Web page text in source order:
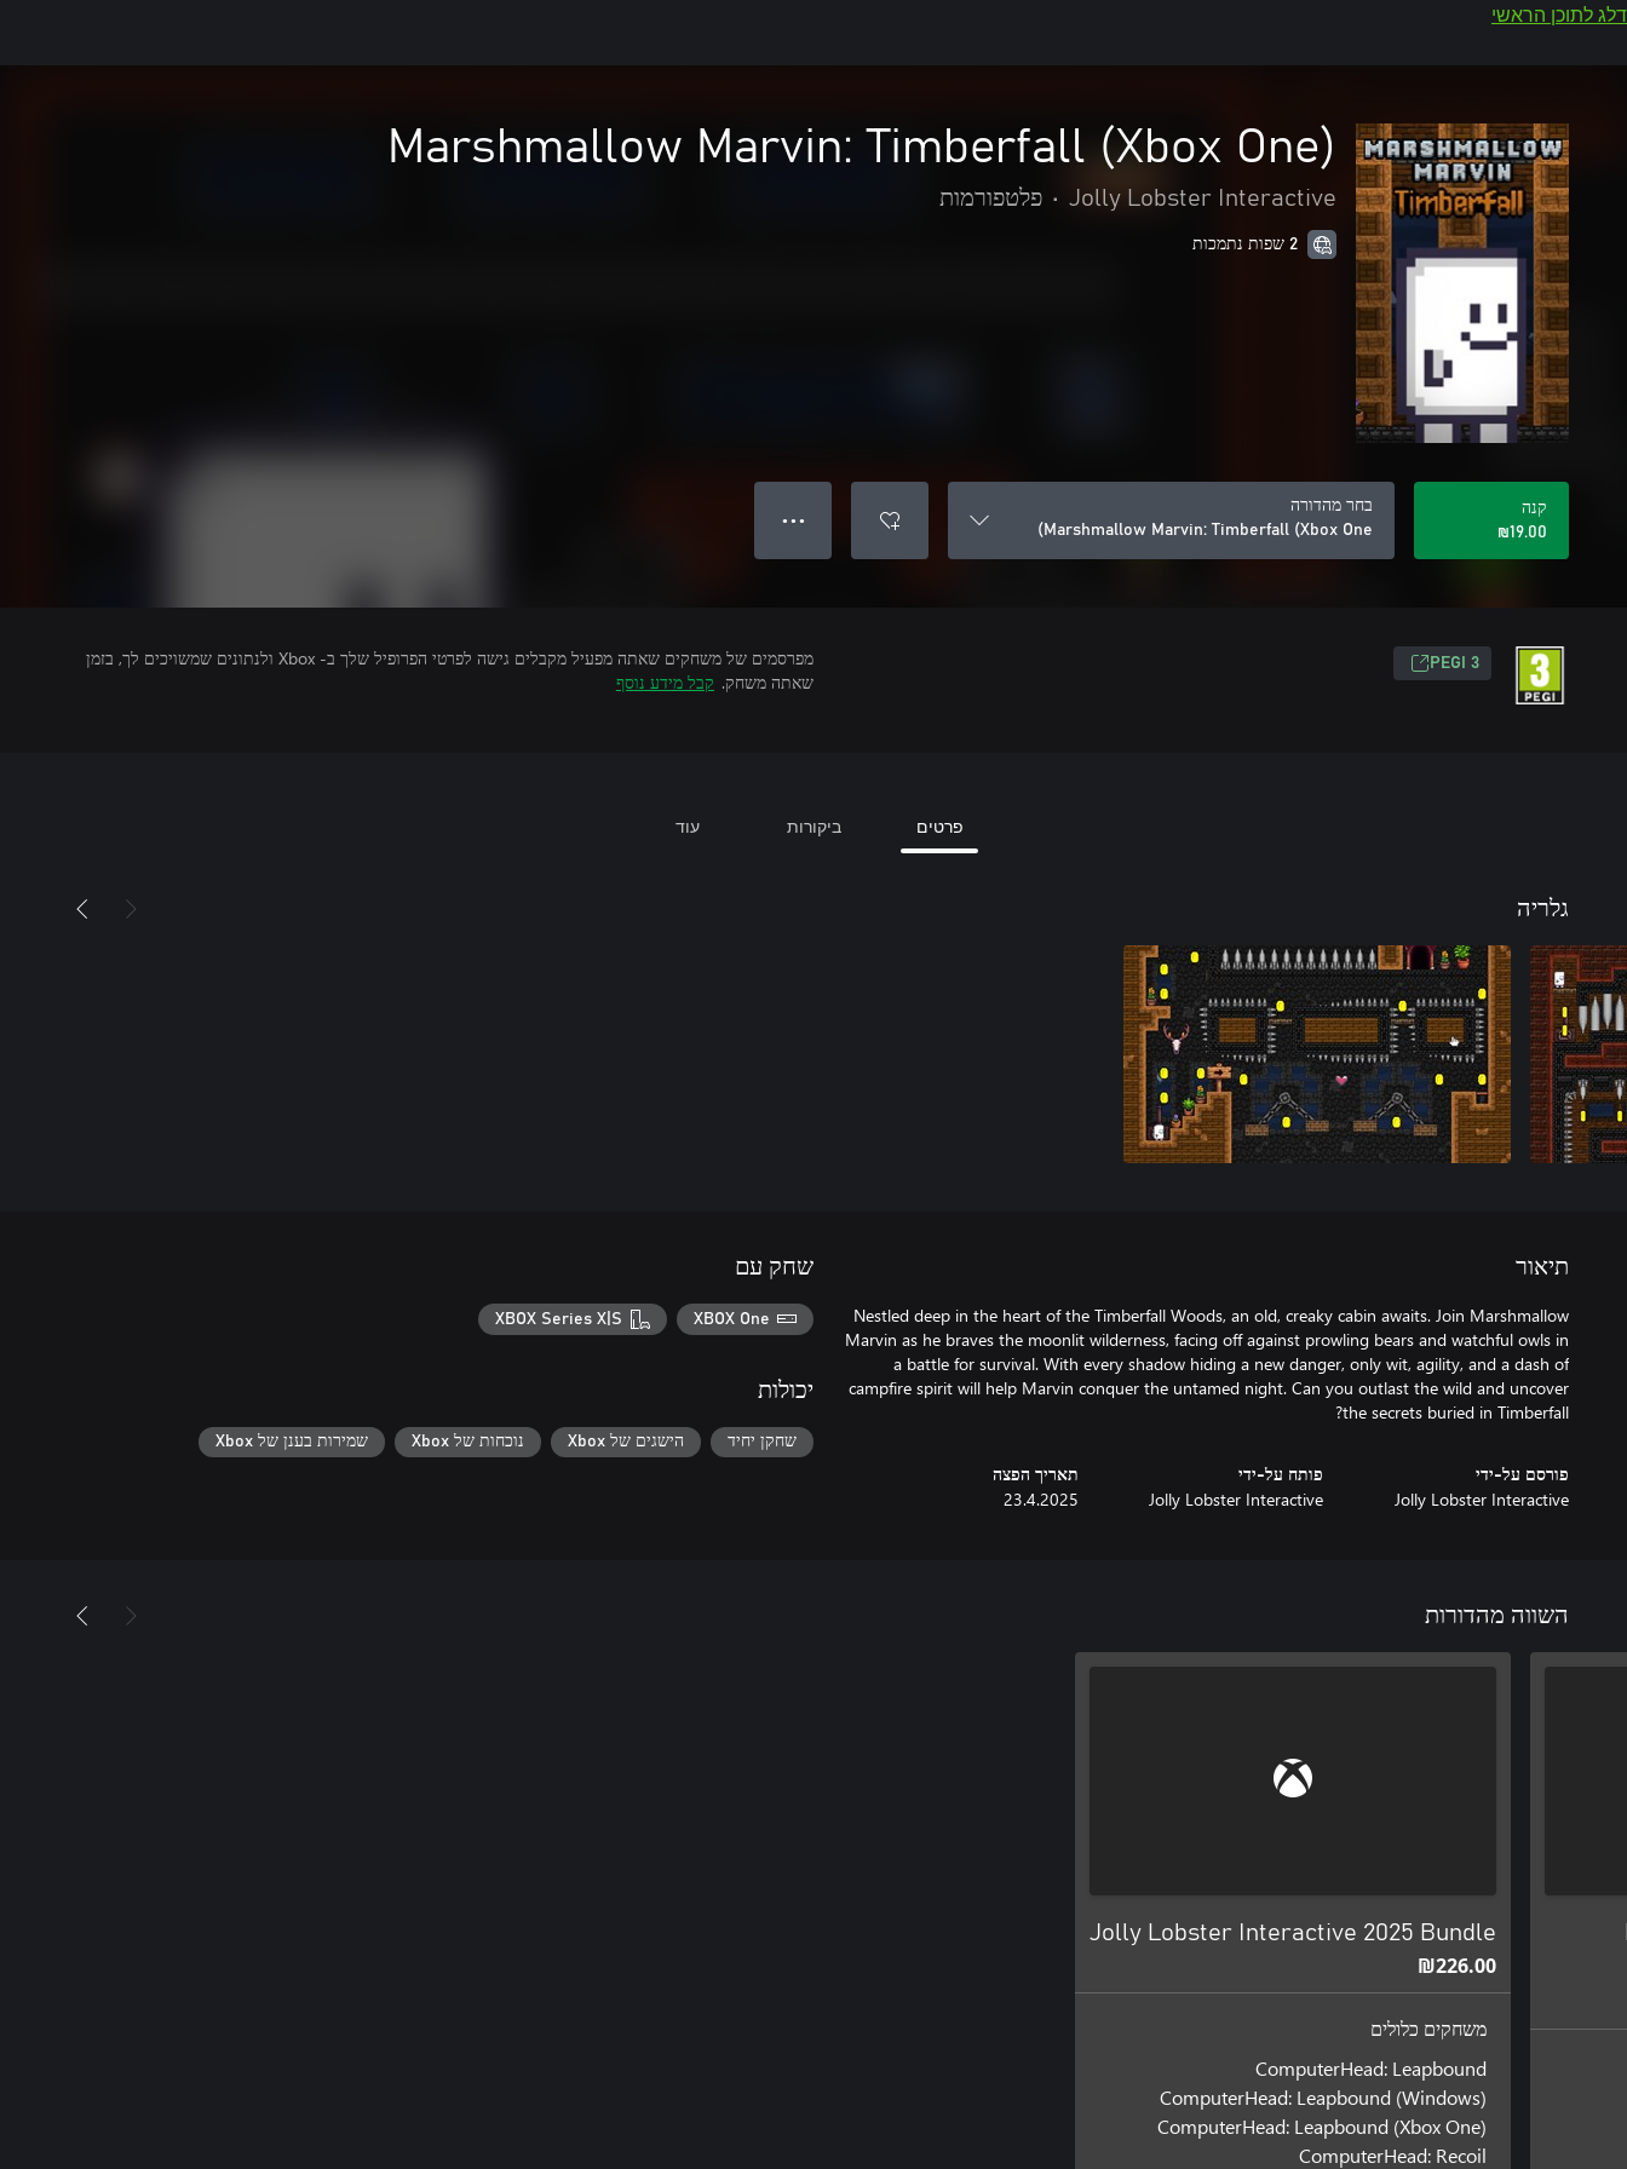
דלג לתוכן הראשי
Marshmallow Marvin: Timberfall (Xbox One)
Jolly Lobster Interactive
• פלטפורמות
2 שפות נתמכות
קנה
‪₪‎19.00‬
בחר מהדורה
Marshmallow Marvin: Timberfall (Xbox One)
● ● ●
PEGI 3
מפרסמים של משחקים שאתה מפעיל מקבלים גישה לפרטי הפרופיל שלך ב- Xbox ולנתונים שמשויכים לך, בזמן
שאתה משחק. קבל מידע נוסף
פרטים ביקורות עוד
גלריה
תיאור
Nestled deep in the heart of the Timberfall Woods, an old, creaky cabin awaits. Join Marshmallow
Marvin as he braves the moonlit wilderness, facing off against prowling bears and watchful owls in
a battle for survival. With every shadow hiding a new danger, only wit, agility, and a dash of
campfire spirit will help Marvin conquer the untamed night. Can you outlast the wild and uncover
the secrets buried in Timberfall?
פורסם על-ידי
Jolly Lobster Interactive
פותח על-ידי
Jolly Lobster Interactive
תאריך הפצה
23.4.2025
שחק עם
XBOX One
XBOX Series X|S
יכולות
שחקן יחיד הישגים של Xbox נוכחות של Xbox שמירות בענן של Xbox
השווה מהדורות
Jolly Lobster Interactive 2025 Bundle
‪₪‎226.00‬
משחקים כלולים
ComputerHead: Leapbound
ComputerHead: Leapbound (Windows)
ComputerHead: Leapbound (Xbox One)
ComputerHead: Recoil